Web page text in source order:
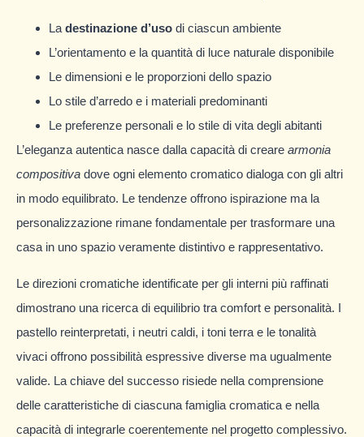
La destinazione d’uso di ciascun ambiente
L’orientamento e la quantità di luce naturale disponibile
Le dimensioni e le proporzioni dello spazio
Lo stile d’arredo e i materiali predominanti
Le preferenze personali e lo stile di vita degli abitanti
L’eleganza autentica nasce dalla capacità di creare armonia
compositiva dove ogni elemento cromatico dialoga con gli altri
in modo equilibrato. Le tendenze offrono ispirazione ma la
personalizzazione rimane fondamentale per trasformare una
casa in uno spazio veramente distintivo e rappresentativo.
Le direzioni cromatiche identificate per gli interni più raffinati
dimostrano una ricerca di equilibrio tra comfort e personalità. I
pastello reinterpretati, i neutri caldi, i toni terra e le tonalità
vivaci offrono possibilità espressive diverse ma ugualmente
valide. La chiave del successo risiede nella comprensione
delle caratteristiche di ciascuna famiglia cromatica e nella
capacità di integrarle coerentemente nel progetto complessivo.